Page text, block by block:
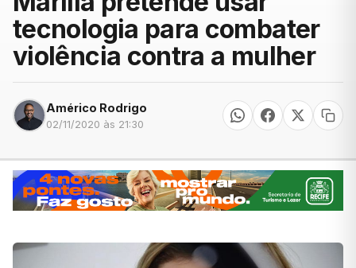
tecnologia para combater
violência contra a mulher
Américo Rodrigo
02/11/2020 às 21:30